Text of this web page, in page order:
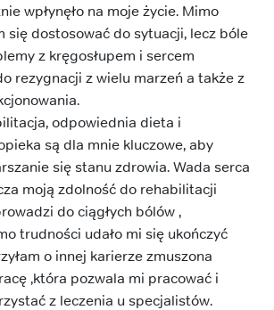
wpłynęło na moje życie. Mimo
się dostosować do sytuacji, lecz bóle
z kręgosłupem i sercem
rezygnacji z wielu marzeń a także z
odpowiednia dieta i
są dla mnie kluczowe, aby
się stanu zdrowia. Wada serca
moją zdolność do rehabilitacji
do ciągłych bólów ,
trudności udało mi się ukończyć
o innej karierze zmuszona
,która pozwala mi pracować i
z leczenia u specjalistów.